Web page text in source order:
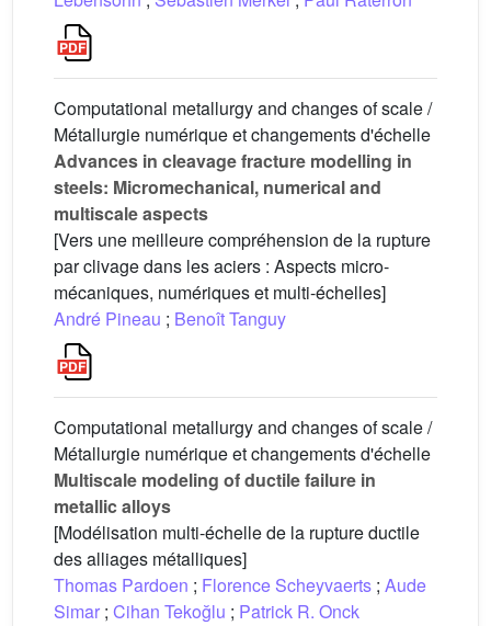
Computational metallurgy and changes of scale /
Métallurgie numérique et changements d'échelle
Advances in cleavage fracture modelling in
steels: Micromechanical, numerical and
multiscale aspects
[Vers une meilleure compréhension de la rupture
par clivage dans les aciers : Aspects micro-
mécaniques, numériques et multi-échelles]
André Pineau ; Benoît Tanguy
Computational metallurgy and changes of scale /
Métallurgie numérique et changements d'échelle
Multiscale modeling of ductile failure in
metallic alloys
[Modélisation multi-échelle de la rupture ductile
des alliages métalliques]
Thomas Pardoen ; Florence Scheyvaerts ; Aude
Simar ; Cihan Tekoğlu ; Patrick R. Onck